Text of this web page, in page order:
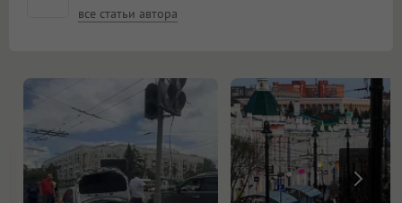
все статьи автора